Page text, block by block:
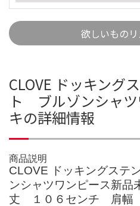
欲しいもの
CLOVE ドッキング
ト ブルゾンシャ
キの詳細情報
商品説明
CLOVE ドッキングステ
ンシャツワンピース新
丈 １０６センチ 肩幅